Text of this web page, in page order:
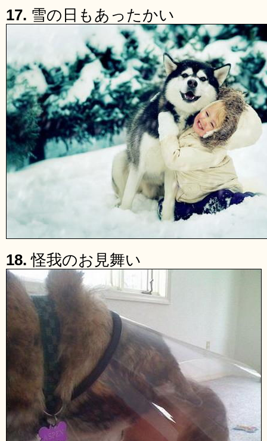
17. 雪の日もあったかい
18.怪我のお見舞い